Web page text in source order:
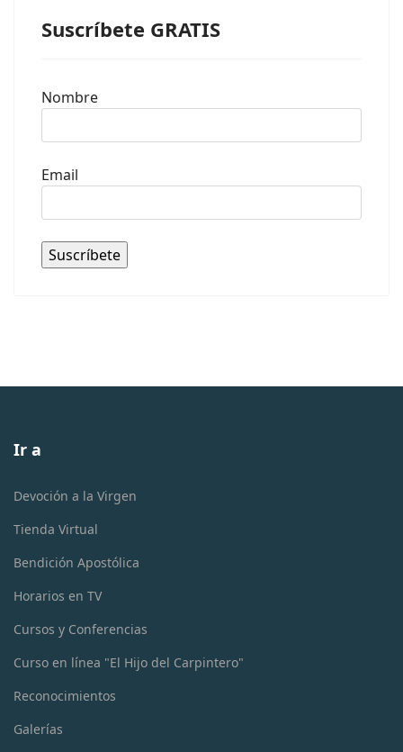
Suscríbete GRATIS
Nombre
Email
Ir a
Devoción a la Virgen
Tienda Virtual
Bendición Apostólica
Horarios en TV
Cursos y Conferencias
Curso en línea "El Hijo del Carpintero"
Reconocimientos
Galerías